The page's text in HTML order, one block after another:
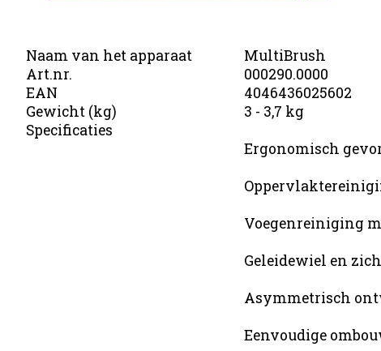
Naam van het apparaat
MultiBrush
Art.nr.
000290.0000
EAN
4046436025602
Gewicht (kg)
3 - 3,7 kg
Specificaties
Ergonomisch
Voegenreiniging
Geleidewiel en
Asymmetrisch
Eenvoudige